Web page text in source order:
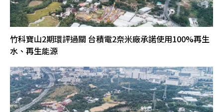
竹科寶山2期環評過關 台積電2奈米廠承諾使用100%再生
水、再生能源